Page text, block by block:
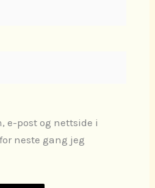
e-post og nettside i
neste gang jeg